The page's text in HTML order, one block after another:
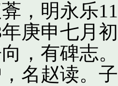
，明永乐
庚申七月
，有碑志
名赵读。